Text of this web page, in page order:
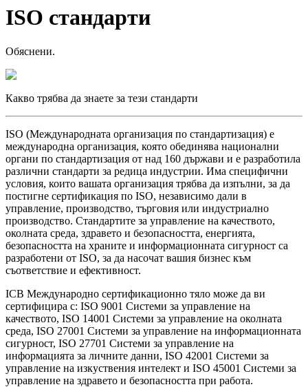
ISO стандарти
Обяснени.
Какво трябва да знаете за тези стандарти
ISO (Международната организация по стандартизация) е
международна организация, която обединява национални
органи по стандартизация от над 160 държави и е разработила
различни стандарти за редица индустрии. Има специфични
условия, които вашата организация трябва да изпълни, за да
постигне сертификация по ISO, независимо дали в
управление, производство, търговия или индустриално
производство. Стандартите за управление на качеството,
околната среда, здравето и безопасността, енергията,
безопасността на храните и информационната сигурност са
разработени от ISO, за да насочат вашия бизнес към
съответствие и ефективност.
ICB Международно сертификационно тяло може да ви
сертифицира с: ISO 9001 Системи за управление на
качеството, ISO 14001 Системи за управление на околната
среда, ISO 27001 Системи за управление на информационната
сигурност, ISO 27701 Системи за управление на
информацията за личните данни, ISO 42001 Системи за
управление на изкуствения интелект и ISO 45001 Системи за
управление на здравето и безопасността при работа.